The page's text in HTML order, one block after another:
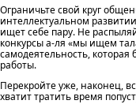
Ограничьте свой круг
интеллектуальном
ищет себе пару. Не
конкурсы а-ля «мы ищем
самодеятельность, которая
работы.
Перекройте уже, наконец,
хватит тратить время